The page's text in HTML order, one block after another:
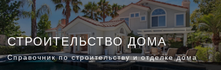
СТРОИТЕЛЬСТВО ДОМА
Справочник по строительству и отделке дома